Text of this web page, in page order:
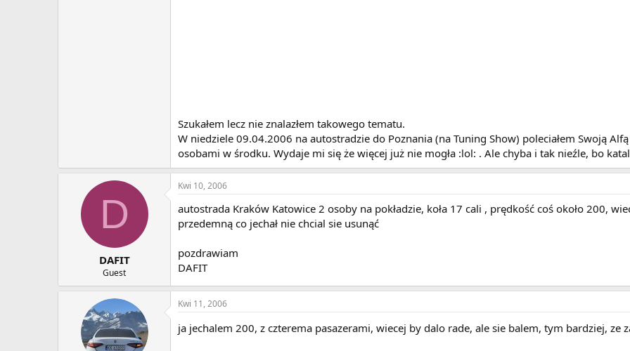
Szukałem lecz nie znalazłem takowego tematu.
W niedziele 09.04.2006 na autostradzie do Poznania (na Tuning Show) poleciałem Swoją
osobami w środku. Wydaje mi się że więcej już nie mogła :lol: . Ale chyba i tak nieźle, bo
D
DAFIT
Guest
Kwi 10, 2006
autostrada Kraków Katowice 2 osoby na pokładzie, koła 17 cali , prędkość coś około 200,
przedemną co jechał nie chcial sie usunąć
pozdrawiam
DAFIT
Kwi 11, 2006
ja jechalem 200, z czterema pasazerami, wiecej by dalo rade, ale sie balem, tym bardziej,